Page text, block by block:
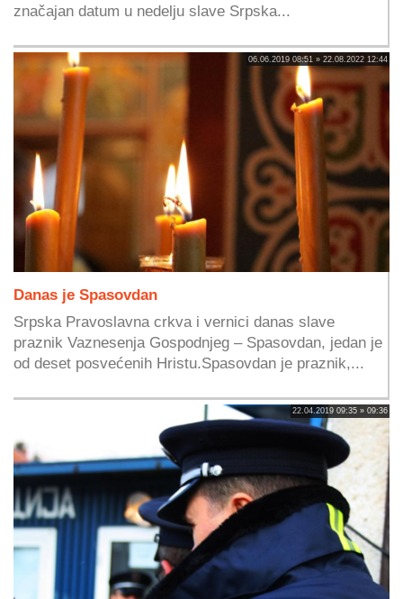
značajan datum u nedelju slave Srpska...
06.06.2019 08:51 » 22.08.2022 12:44
Danas je Spasovdan
Srpska Pravoslavna crkva i vernici danas slave
praznik Vaznesenja Gospodnjeg – Spasovdan, jedan je
od deset posvećenih Hristu.Spasovdan je praznik,...
22.04.2019 09:35 » 09:36